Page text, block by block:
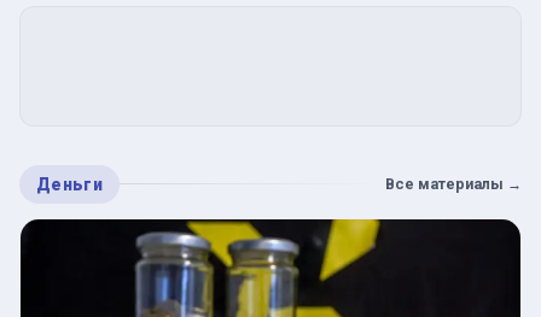
Деньги Все материалы →